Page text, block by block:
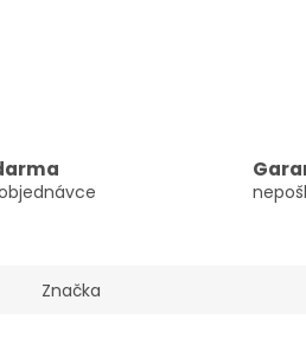
Značka